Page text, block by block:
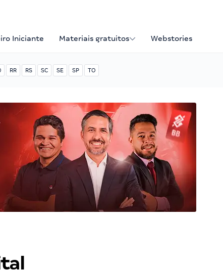
Iniciante Materiais gratuitos Webstories
RR RS SC SE SP TO